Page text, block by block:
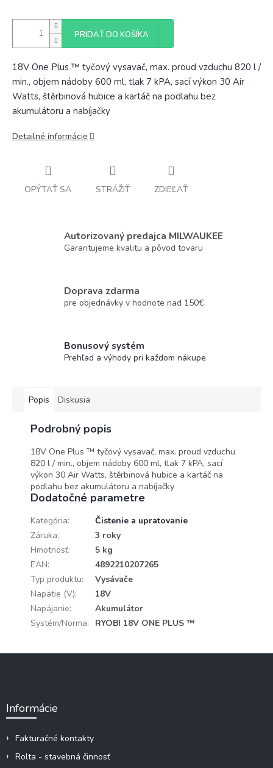
PRIDAŤ DO KOŠÍKA
18V One Plus ™ tyčový vysavač, max. proud vzduchu 820 l /
min., objem nádoby 600 ml, tlak 7 kPA, sací výkon 30 Air
Watts, štěrbinová hubice a kartáč na podlahu bez
akumulátoru a nabíjačky
Detailné informácie
OPÝTAŤ SA STRÁŽIŤ ZDIEĽAŤ
Autorizovaný predajca MILWAUKEE
Garantujeme kvalitu a pôvod tovaru
Doprava zdarma
pre objednávky v hodnote nad 150€.
Bonusový systém
Prehľad a výhody pri každom nákupe.
Popis Diskusia
Podrobný popis
18V One Plus ™ tyčový vysavač, max. proud vzduchu
820 l / min., objem nádoby 600 ml, tlak 7 kPA, sací
výkon 30 Air Watts, štěrbinová hubice a kartáč na
podlahu bez akumulátoru a nabíjačky
Dodatočné parametre
Kategória:
Čistenie a upratovanie
Záruka:
3 roky
Hmotnosť:
5 kg
EAN:
4892210207265
Typ produktu:
Vysávače
Napätie (V):
18V
Napájanie:
Akumulátor
Systém/Norma: RYOBI 18V ONE PLUS ™
Informácie
Fakturačné kontakty
Rolta - stavebná činnosť